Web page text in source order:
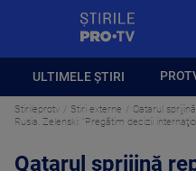
ULTIMELE ȘTIRI
Stirileprotv Stiri externe
Qatarul
Rusia. Zelenski: "Pregătim decizii
Qatarul sprijină